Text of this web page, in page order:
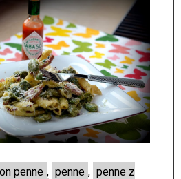
penne , penne , penne z